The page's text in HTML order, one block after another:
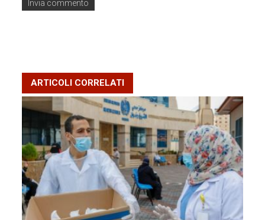
ARTICOLI CORRELATI